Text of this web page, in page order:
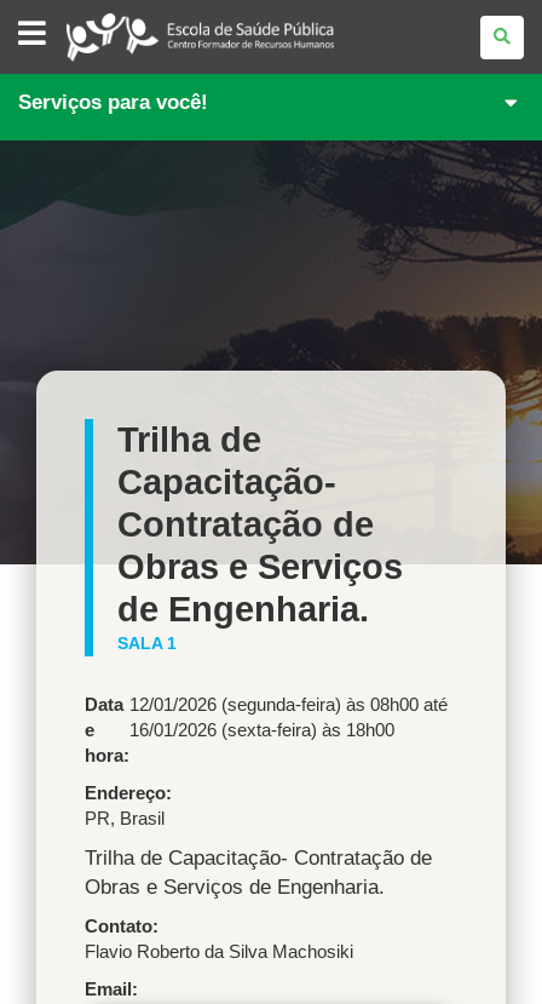
ESCOLA
DE
SAÚDE
PÚBLICA
PARANÁ
Serviços para você!
Trilha de
Capacitação-
Contratação de
Obras e Serviços
de Engenharia.
SALA 1
Data
e
hora:
12/01/2026 (segunda-feira) às 08h00 até
16/01/2026 (sexta-feira) às 18h00
Endereço
PR, Brasil
Trilha de Capacitação- Contratação de
Obras e Serviços de Engenharia.
Contato
Flavio Roberto da Silva Machosiki
Email